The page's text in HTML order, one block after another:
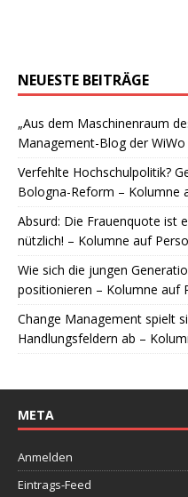
NEUESTE BEITRÄGE
„Aus dem Maschinenraum
Management-Blog der WiWo
Verfehlte Hochschulpolitik?
Bologna-Reform – Kolumne
Absurd: Die Frauenquote ist
nützlich! – Kolumne auf
Wie sich die jungen
positionieren – Kolumne auf
Change Management spielt
Handlungsfeldern ab –
META
Anmelden
Eintrags-Feed